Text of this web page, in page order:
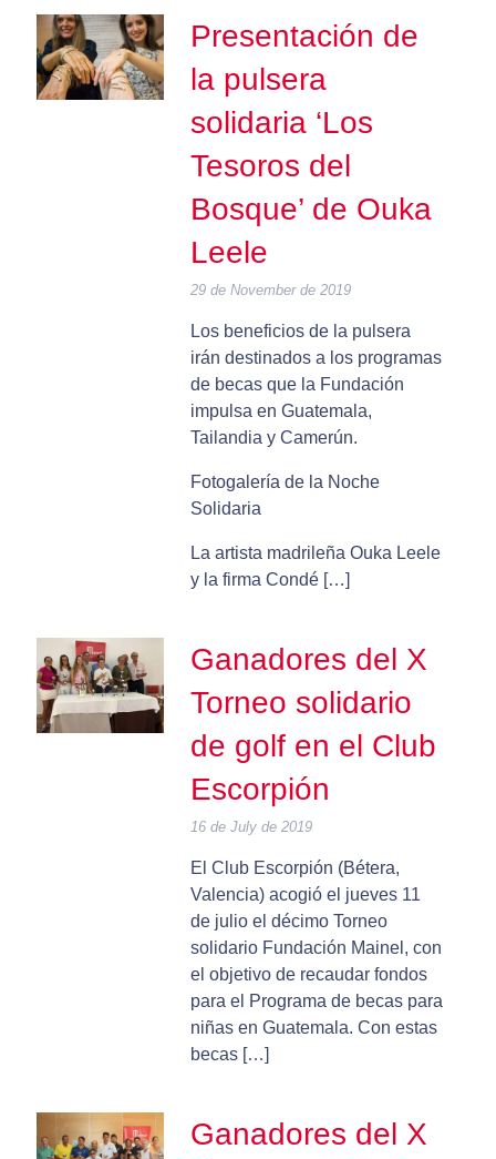
Presentación de
la pulsera
solidaria ‘Los
Tesoros del
Bosque’ de Ouka
Leele
29 de November de 2019
Los beneficios de la pulsera
irán destinados a los programas
de becas que la Fundación
impulsa en Guatemala,
Tailandia y Camerún.
Fotogalería de la Noche
Solidaria
La artista madrileña Ouka Leele
y la firma Condé […]
Ganadores del X
Torneo solidario
de golf en el Club
Escorpión
16 de July de 2019
El Club Escorpión (Bétera,
Valencia) acogió el jueves 11
de julio el décimo Torneo
solidario Fundación Mainel, con
el objetivo de recaudar fondos
para el Programa de becas para
niñas en Guatemala. Con estas
becas […]
Ganadores del X